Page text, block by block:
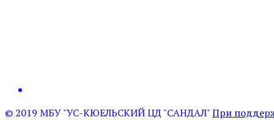
© 2019 МБУ "УС-КЮЕЛЬСКИЙ ЦД "САНДАЛ"При